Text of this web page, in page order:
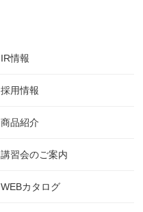
IR情報
採用情報
商品紹介
講習会のご案内
WEBカタログ